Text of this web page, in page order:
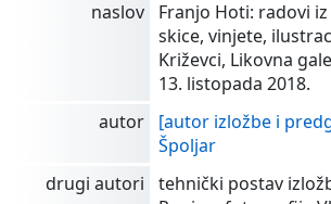
naslov
Franjo Hoti: radovi
skice, vinjete,
Križevci, Likovna
13. listopada 2018.
autor
[autor izložbe i
Špoljar
drugi autori
tehnički postav